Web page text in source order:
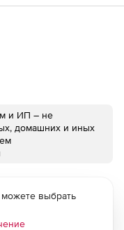
и ИП – не
домашних и иных
выбрать